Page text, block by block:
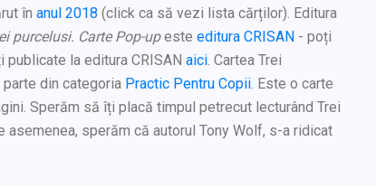
în anul 2018 (click ca să vezi lista cărților). Editura
purcelusi. Carte Pop-upeste editura CRISAN - poți
la editura CRISAN aici . Cartea Trei
din categoria Practic Pentru Copii . Este o carte
Sperăm să îți placă timpul petrecut lecturând Trei
asemenea, sperăm că autorul Tony Wolf, s-a ridicat